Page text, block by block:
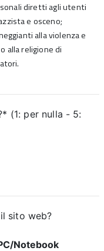
diretti agli utenti
e osceno;
alla violenza e
alla religione di
(1: per nulla - 5:
sito web?
Notebook